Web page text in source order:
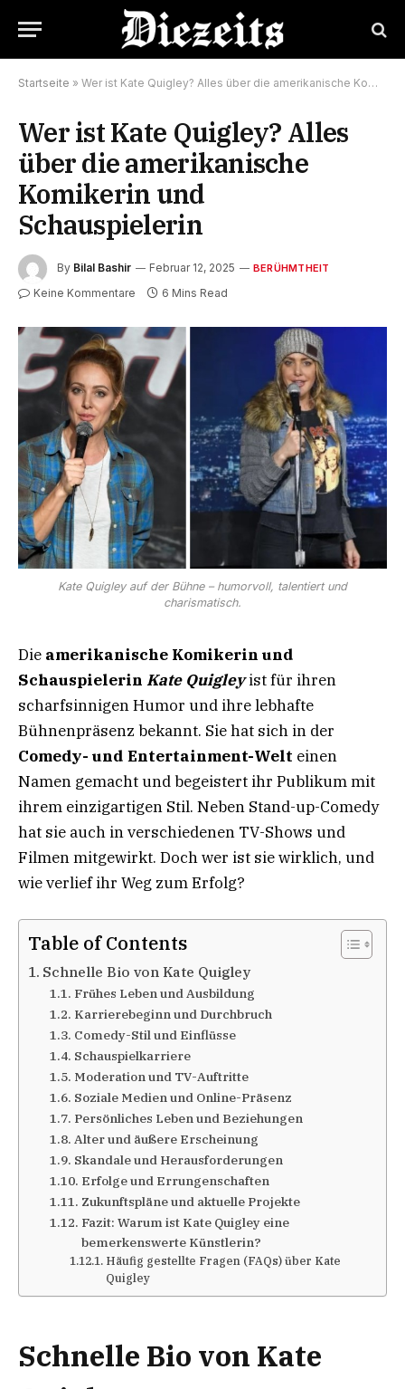
Startseite » Wer ist Kate Quigley? Alles über die amerikanische Komikerin und Schauspielerin
Wer ist Kate Quigley? Alles
über die amerikanische
Komikerin und
Schauspielerin
By Bilal Bashir Februar 12, 2025 BERÜHMTHEIT
Keine Kommentare 6 Mins Read
Kate Quigley auf der Bühne – humorvoll, talentiert und
charismatisch.
Die amerikanische Komikerin und
Schauspielerin Kate Quigleyist für ihren
scharfsinnigen Humor und ihre lebhafte
Bühnenpräsenz bekannt. Sie hat sich in der
Comedy- und Entertainment-Welt einen
Namen gemacht und begeistert ihr Publikum mit
ihrem einzigartigen Stil. Neben Stand-up-Comedy
hat sie auch in verschiedenen TV-Shows und
Filmen mitgewirkt. Doch wer ist sie wirklich, und
wie verlief ihr Weg zum Erfolg?
Table of Contents
Schnelle Bio von Kate Quigley
Frühes Leben und Ausbildung
Karrierebeginn und Durchbruch
Comedy-Stil und Einflüsse
Schauspielkarriere
Moderation und TV-Auftritte
Soziale Medien und Online-Präsenz
Persönliches Leben und Beziehungen
Alter und äußere Erscheinung
Skandale und Herausforderungen
Erfolge und Errungenschaften
Zukunftspläne und aktuelle Projekte
Fazit: Warum ist Kate Quigley eine
bemerkenswerte Künstlerin?
Häufig gestellte Fragen (FAQs) über Kate
Quigley
Schnelle Bio von Kate